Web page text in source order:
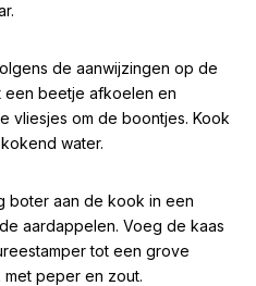
de aanwijzingen op de
een beetje afkoelen en
vliesjes om de boontjes. Kook
water.
boter aan de kook in een
aardappelen. Voeg de kaas
tot een grove
peper en zout.